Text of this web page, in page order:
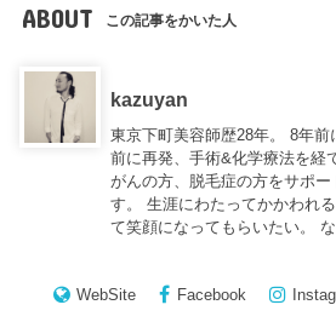
ABOUT この記事をかいた人
kazuyan
東京下町美容師歴28年。 8年
前に再発、手術&化学療法を経
がんの方、脱毛症の方をサポー
す。 生涯にわたってかかわれ
て笑顔になってもらいたい。
WebSite Facebook